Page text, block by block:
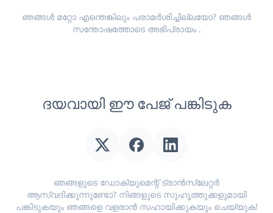
ഞങ്ങൾ മറ്റോ എന്തെങ്കിലും പരാമർശിച്ചില്ലയോ? ഞങ്ങൾ
സന്തോഷത്തോടെ അഭിപ്രായം.
ദയവായി ഈ പേജ് പങ്കിടുക
ഞങ്ങളുടെ ഡോക്യുമെന്റ് ട്രാൻസ്ലേറ്റർ
ആസ്വദിക്കുന്നുണ്ടോ? നിങ്ങളുടെ സുഹൃത്തുക്കളുമായി
പങ്കിടുകയും ഞങ്ങളെ വളരാൻ സഹായിക്കുകയും ചെയ്യുക!